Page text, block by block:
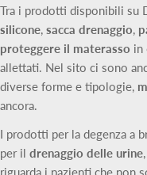
Tra i prodotti disponibili su
silicone, sacca drenaggio,
proteggere il materasso in
allettati. Nel sito ci sono
diverse forme e tipologie,
ancora.
I prodotti per la degenza a
per il drenaggio delle urine
riguarda i pazienti che non